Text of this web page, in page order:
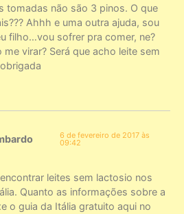
tomadas não são 3 pinos. O que
Ahhh e uma outra ajuda, sou
filho…vou sofrer pra comer, ne?
virar? Será que acho leite sem
6 de fevereiro de 2017 às
09:42
leites sem lactosio nos
Quanto as informações sobre a
o guia da Itália gratuito aqui no